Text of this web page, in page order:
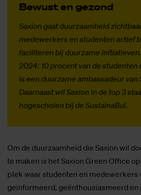
Be­wust en ge­zond
Saxion gaat duurzaamheid
medewerkers en studenten actief
faciliteren bij duurzame
2024: 10 procent van de
is een duurzame ambassadeur van
Daarnaast wil Saxion in de top 3
hogescholen bij de SustainaBul.
Om de duurzaamheid die Saxion wil
te maken is het Saxion Green Office
plek waar studenten en medewerkers
geïnformeerd, geënthousiasmeerd en